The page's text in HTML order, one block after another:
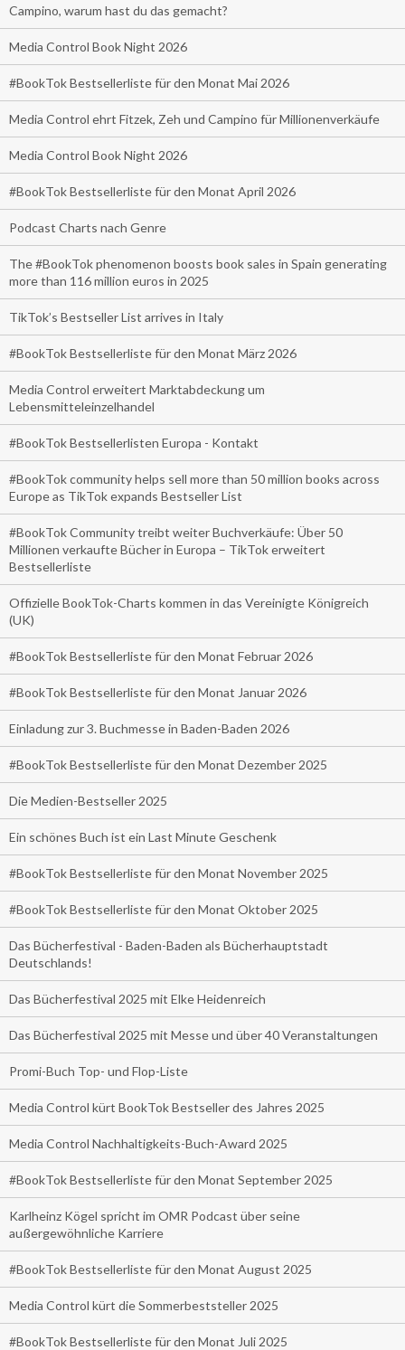
Campino, warum hast du das gemacht?
Media Control Book Night 2026
#BookTok Bestsellerliste für den Monat Mai 2026
Media Control ehrt Fitzek, Zeh und Campino für Millionenverkäufe
Media Control Book Night 2026
#BookTok Bestsellerliste für den Monat April 2026
Podcast Charts nach Genre
The #BookTok phenomenon boosts book sales in Spain generating
more than 116 million euros in 2025
TikTok’s Bestseller List arrives in Italy
#BookTok Bestsellerliste für den Monat März 2026
Media Control erweitert Marktabdeckung um
Lebensmitteleinzelhandel
#BookTok Bestsellerlisten Europa - Kontakt
#BookTok community helps sell more than 50 million books across
Europe as TikTok expands Bestseller List
#BookTok Community treibt weiter Buchverkäufe: Über 50
Millionen verkaufte Bücher in Europa – TikTok erweitert
Bestsellerliste
Offizielle BookTok-Charts kommen in das Vereinigte Königreich
(UK)
#BookTok Bestsellerliste für den Monat Februar 2026
#BookTok Bestsellerliste für den Monat Januar 2026
Einladung zur 3. Buchmesse in Baden-Baden 2026
#BookTok Bestsellerliste für den Monat Dezember 2025
Die Medien-Bestseller 2025
Ein schönes Buch ist ein Last Minute Geschenk
#BookTok Bestsellerliste für den Monat November 2025
#BookTok Bestsellerliste für den Monat Oktober 2025
Das Bücherfestival - Baden-Baden als Bücherhauptstadt
Deutschlands!
Das Bücherfestival 2025 mit Elke Heidenreich
Das Bücherfestival 2025 mit Messe und über 40 Veranstaltungen
Promi-Buch Top- und Flop-Liste
Media Control kürt BookTok Bestseller des Jahres 2025
Media Control Nachhaltigkeits-Buch-Award 2025
#BookTok Bestsellerliste für den Monat September 2025
Karlheinz Kögel spricht im OMR Podcast über seine
außergewöhnliche Karriere
#BookTok Bestsellerliste für den Monat August 2025
Media Control kürt die Sommerbeststeller 2025
#BookTok Bestsellerliste für den Monat Juli 2025